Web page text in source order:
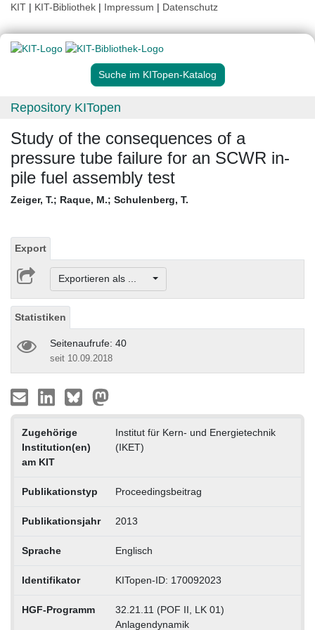
KIT | KIT-Bibliothek | Impressum | Datenschutz
Suche im KITopen-Katalog
Repository KITopen
Study of the consequences of a
pressure tube failure for an SCWR in-
pile fuel assembly test
Zeiger, T.; Raque, M.; Schulenberg, T.
Export
Exportieren als ...
Statistiken
Seitenaufrufe: 40
seit 10.09.2018
Zugehörige
Institution(en)
am KIT
Institut für Kern- und Energietechnik
(IKET)
Publikationstyp Proceedingsbeitrag
Publikationsjahr 2013
Sprache Englisch
Identifikator KITopen-ID: 170092023
HGF-Programm
32.21.11 (POF II, LK 01)
Anlagendynamik